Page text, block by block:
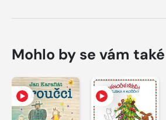
Mohlo by se vám